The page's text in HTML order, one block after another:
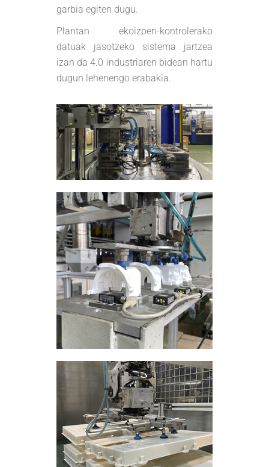
garbia egiten dugu.
Plantan ekoizpen-kontrolerako
datuak jasotzeko sistema jartzea
izan da 4.0 industriaren bidean hartu
dugun lehenengo erabakia.